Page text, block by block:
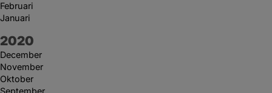
Februari
Januari
År:
2020
December
November
Oktober